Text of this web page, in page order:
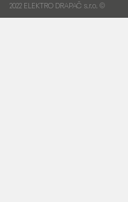
2022 ELEKTRO DRAPAČ s.r.o. ©